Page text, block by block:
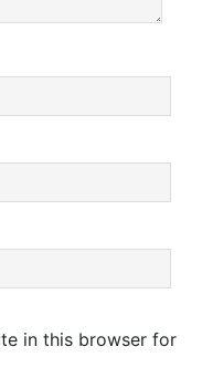
in this browser for